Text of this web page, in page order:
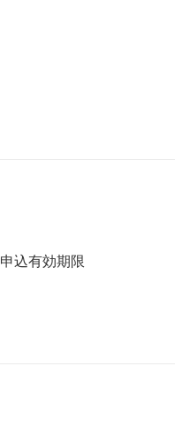
申込有効期限